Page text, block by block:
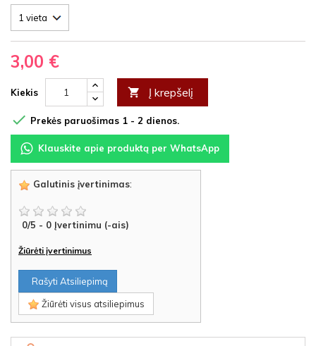
3,00 €
Kiekis  Į krepšelį
 Prekės paruošimas 1 - 2 dienos.
Klauskite apie produktą per WhatsApp
Galutinis įvertinimas:
0/5 - 0 Įvertinimu (-ais)
Žiūrėti įvertinimus
Rašyti Atsiliepimą
Žiūrėti visus atsiliepimus